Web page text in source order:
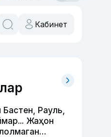
Кабинет
Бастен, Рауль,
Жаҳон